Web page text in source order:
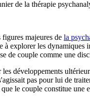
de la thérapie
majeures de la
explorer les
de couple comme une
développements
pas pour lui de
le couple constitue une